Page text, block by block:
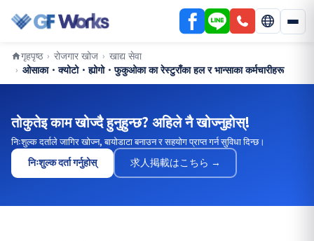
गृहपृष्ठ › रोजगार खोज › खाद्य सेवा
› ओसाका・क्योटो・ह्योगो・फुकुओका का रेस्टुराँका हल र भान्साका कर्मचारीहरू
तोकुतेइ काम खोज्दै हुनुहुन्छ? अहिले नै खोज्नुहोस्!
निःशुल्क दर्ताले जागिर खोज्न, बायोडाटा बनाउन र सहयोग प्राप्त गर्न सुविधा दिन्छ।
निःशुल्क दर्ता गर्नुहोस् 求人掲載はこちら →